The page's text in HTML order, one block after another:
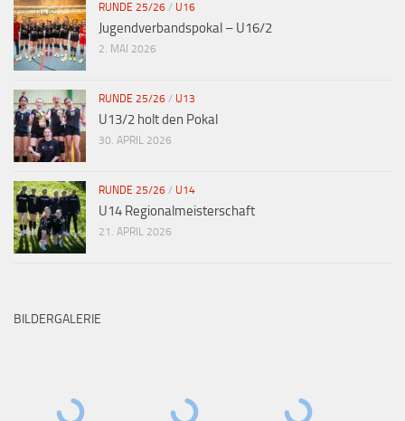
RUNDE 25/26 / U16
Jugendverbandspokal – U16/2
2. MAI 2026
RUNDE 25/26 / U13
U13/2 holt den Pokal
30. APRIL 2026
RUNDE 25/26 / U14
U14 Regionalmeisterschaft
21. APRIL 2026
BILDERGALERIE